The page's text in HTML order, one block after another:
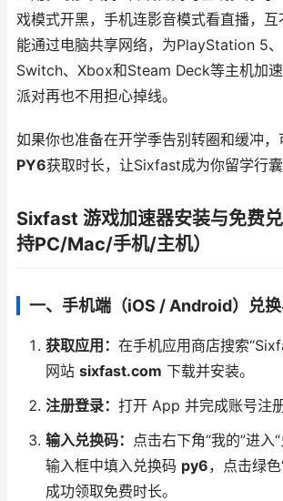
戏模式开黑，手机连影音模式看直播，
能通过电脑共享网络，为PlayStation 5
Switch、Xbox和Steam Deck等主机加
派对再也不用担心掉线。
如果你也准备在开学季告别转圈和缓冲，
PY6获取时长，让Sixfast成为你留学行囊
Sixfast 游戏加速器安装与免费
持PC/Mac/手机/主机）
一、手机端（iOS / Android）兑
获取应用： 在手机应用商店搜索
网站 sixfast.com 下载并安装。
注册登录： 打开 App 并完成账号注
输入兑换码：
点击右下角“我的”进入
输入框中填入兑换码 py6，点击绿
成功领取免费时长。